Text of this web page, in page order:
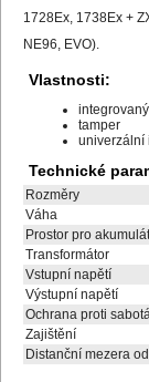
1728Ex, 1738Ex +
NE96, EVO).
Vlastnosti:
tamper
univerzální
Technické
Rozměry
Váha
Prostor pro
Transformátor
Vstupní napětí
Výstupní napětí
Ochrana proti
Zajištění
Distanční mezera